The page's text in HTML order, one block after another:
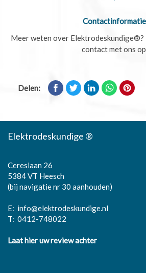
Contactinformatie
Meer weten over Elektrodeskundige®?
contact met ons
Delen:
Elektrodeskundige ®
Cereslaan 26
5384 VT Heesch
(bij navigatie nr 30 aanhouden)
E: info@elektrodeskundige.nl
T: 0412-748022
Laat hier uw review achter